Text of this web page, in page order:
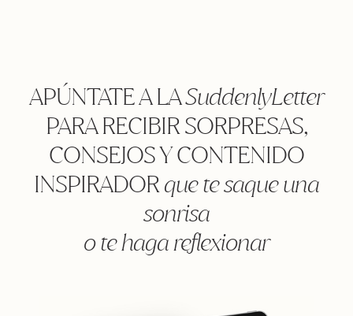
APÚNTATE A LASuddenlyLetter
PARA RECIBIR SORPRESAS,
CONSEJOS Y CONTENIDO
INSPIRADORque te saque una
sonrisa
o te haga reflexionar